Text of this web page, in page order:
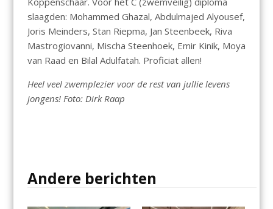
slaagden: Mohammed Ghazal, Abdulmajed Alyousef,
Joris Meinders, Stan Riepma, Jan Steenbeek, Riva
Mastrogiovanni, Mischa Steenhoek, Emir Kinik, Moya
van Raad en Bilal Adulfatah. Proficiat allen!
Heel veel zwemplezier voor de rest van jullie levens
jongens! Foto: Dirk Raap
Andere berichten